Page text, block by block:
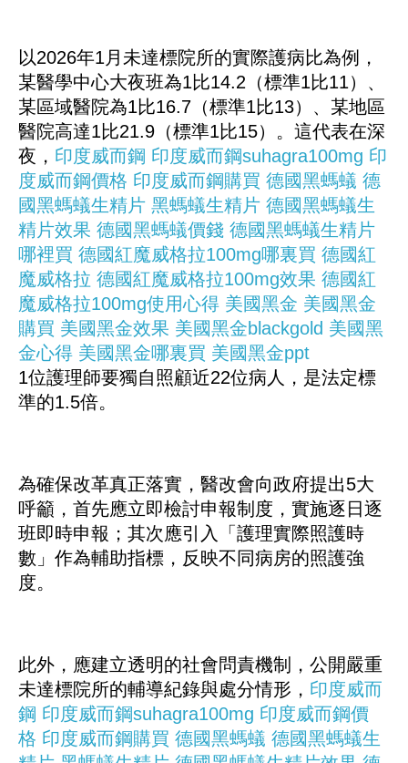
以2026年1月未達標院所的實際護病比為例，
某醫學中心大夜班為1比14.2（標準1比11）、
某區域醫院為1比16.7（標準1比13）、某地區
醫院高達1比21.9（標準1比15）。這代表在深
夜， 印度威而鋼 印度威而鋼suhagra100mg 印
度威而鋼價格 印度威而鋼購買 德國黑螞蟻 德
國黑螞蟻生精片 黑螞蟻生精片 德國黑螞蟻生
精片效果 德國黑螞蟻價錢 德國黑螞蟻生精片
哪裡買 德國紅魔威格拉100mg哪裏買 德國紅
魔威格拉 德國紅魔威格拉100mg效果 德國紅
魔威格拉100mg使用心得 美國黑金 美國黑金
購買 美國黑金效果 美國黑金blackgold 美國黑
金心得 美國黑金哪裏買 美國黑金ppt
1位護理師要獨自照顧近22位病人，是法定標
準的1.5倍。
為確保改革真正落實，醫改會向政府提出5大
呼籲，首先應立即檢討申報制度，實施逐日逐
班即時申報；其次應引入「護理實際照護時
數」作為輔助指標，反映不同病房的照護強
度。
此外，應建立透明的社會問責機制，公開嚴重
未達標院所的輔導紀錄與處分情形， 印度威而
鋼 印度威而鋼suhagra100mg 印度威而鋼價
格 印度威而鋼購買 德國黑螞蟻 德國黑螞蟻生